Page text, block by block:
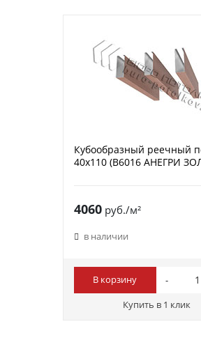
Кубообразный реечный
40х110 (B6016 АНЕГРИ
4060руб./м²
в наличии
В корзину
Купить в 1 клик